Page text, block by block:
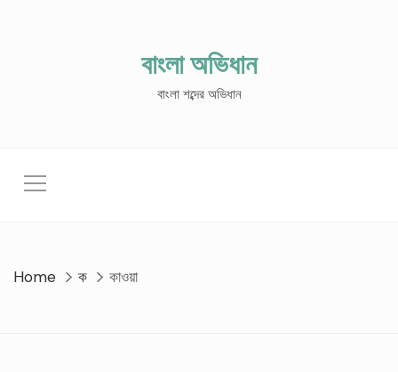
বাংলা অভিধান
বাংলা শব্দের অভিধান
Home ক কাওয়া